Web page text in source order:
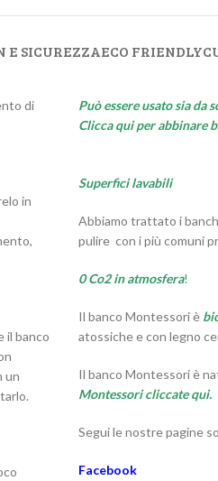
E SICUREZZAECO FRIENDLY
di
in
il banco
un
Può essere usato sia da
Clicca qui per abbinare
Superfici lavabili
Abbiamo trattato i
pulire con i più comuni
0 Co2 in atmosfera!
Il banco Montessori è
atossiche e con legno
Il banco Montessori è
Montessori cliccate qui.
Segui le nostre pagine
Facebook